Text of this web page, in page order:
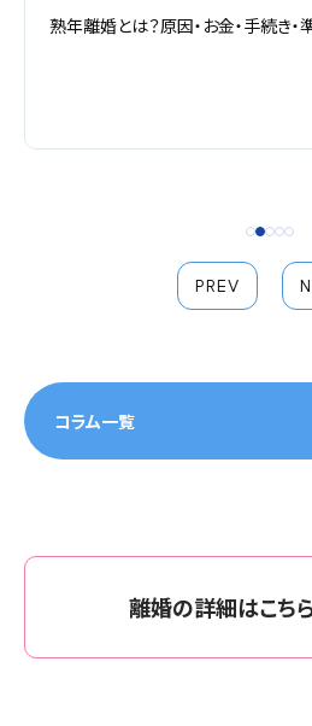
熟年離婚とは？原因・お金・手続き
PREV
コラム一覧
離婚の詳細はこち